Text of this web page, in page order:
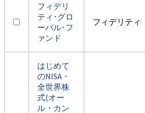
フィデリ
ティ･グロ
ーバル･フ
ァンド
フィデリティ
はじめて
のNISA・
全世界株
式(オー
ル・カン